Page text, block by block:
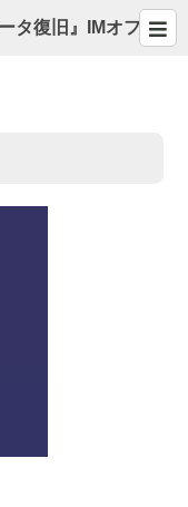
タ復旧』IMオフ